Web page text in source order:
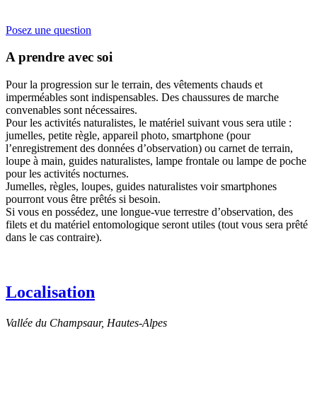
Posez une question
A prendre avec soi
Pour la progression sur le terrain, des vêtements chauds et
imperméables sont indispensables. Des chaussures de marche
convenables sont nécessaires.
Pour les activités naturalistes, le matériel suivant vous sera utile :
jumelles, petite règle, appareil photo, smartphone (pour
l’enregistrement des données d’observation) ou carnet de terrain,
loupe à main, guides naturalistes, lampe frontale ou lampe de poche
pour les activités nocturnes.
Jumelles, règles, loupes, guides naturalistes voir smartphones
pourront vous être prêtés si besoin.
Si vous en possédez, une longue-vue terrestre d’observation, des
filets et du matériel entomologique seront utiles (tout vous sera prêté
dans le cas contraire).
Localisation
Vallée du Champsaur, Hautes-Alpes